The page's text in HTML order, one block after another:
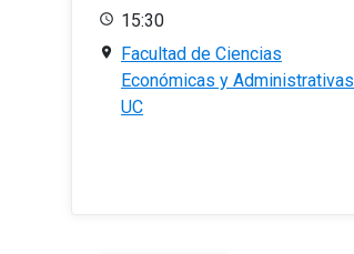
15:30
Facultad de Ciencias
Económicas y Administrativas
UC